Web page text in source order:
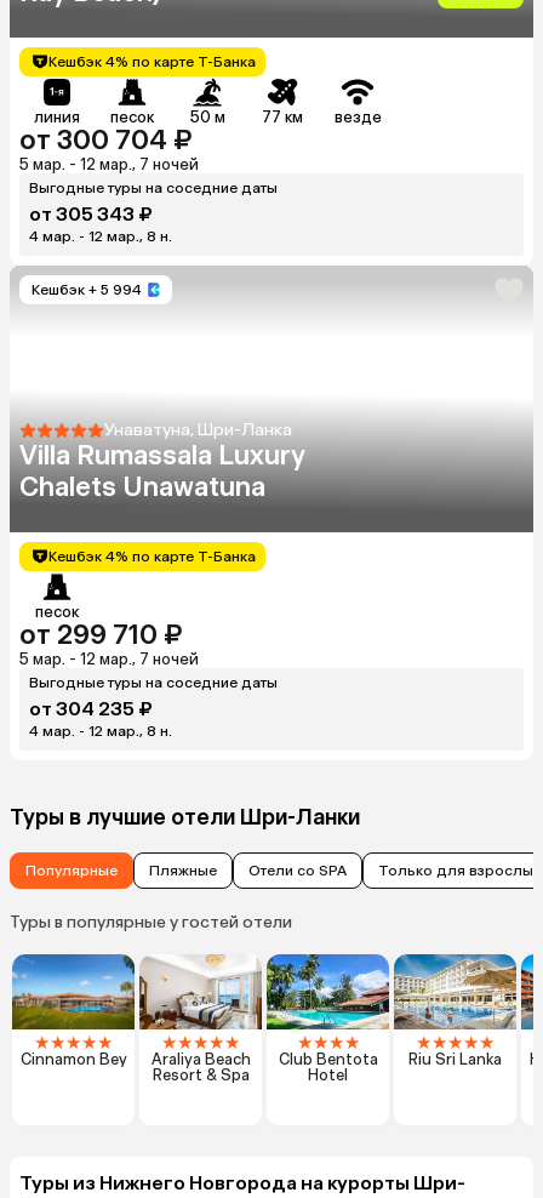
Кешбэк 4% по карте Т-Банка
линия песок 50 м 77 км везде
от 300 704 ₽
5 мар. - 12 мар., 7 ночей
Выгодные туры на соседние даты
от 305 343 ₽
4 мар. - 12 мар., 8 н.
Кешбэк + 5 994
Унаватуна, Шри-Ланка
Villa Rumassala Luxury
Chalets Unawatuna
Кешбэк 4% по карте Т-Банка
песок
от 299 710 ₽
5 мар. - 12 мар., 7 ночей
Выгодные туры на соседние даты
от 304 235 ₽
4 мар. - 12 мар., 8 н.
Туры в лучшие отели Шри-Ланки
Популярные Пляжные Отели со SPA Только для взрослых
Туры в популярные у гостей отели
★★★★★
Cinnamon Bey
★★★★★
Araliya Beach
Resort & Spa
★★★★
Club Bentota
Hotel
★★★★★
Riu Sri Lanka
Туры из Нижнего Новгорода на курорты Шри-